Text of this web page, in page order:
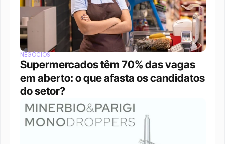
NEGÓCIOS
Supermercados têm 70% das vagas
em aberto: o que afasta os candidatos
do setor?